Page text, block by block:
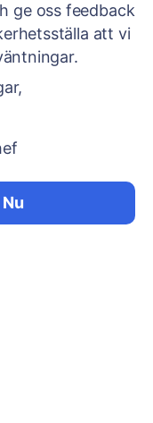
ge oss feedback
att vi